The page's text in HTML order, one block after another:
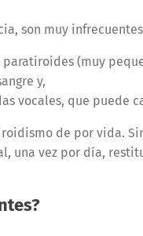
son muy
(muy
y,
vocales, que puede
de por vida.
una vez por día,